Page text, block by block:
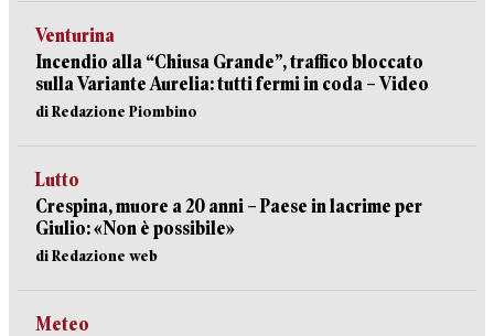
Venturina
Incendio alla “Chiusa Grande”, traffico bloccato
sulla Variante Aurelia: tutti fermi in coda – Video
di Redazione Piombino
Lutto
Crespina, muore a 20 anni – Paese in lacrime per
Giulio: «Non è possibile»
di Redazione web
Meteo